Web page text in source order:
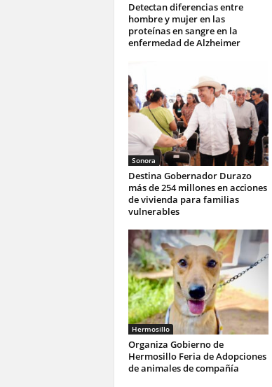
Detectan diferencias entre
hombre y mujer en las
proteínas en sangre en la
enfermedad de Alzheimer
Sonora
Destina Gobernador Durazo
más de 254 millones en acciones
de vivienda para familias
vulnerables
Hermosillo
Organiza Gobierno de
Hermosillo Feria de Adopciones
de animales de compañía